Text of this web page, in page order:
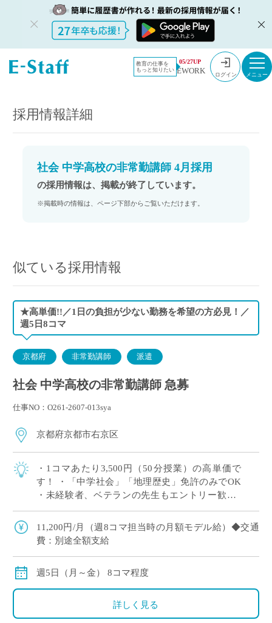
教育の仕事を
もっと知りたい
05/27UP
EWORK ログイン
教員採用情
報のイー・
採用情報
社会 中学高校の非常勤講師 4月採用
採用情報詳細
社会 中学高校の非常勤講師 4月採用
の採用情報は、掲載が終了しています。
※掲載時の情報は、ページ下部からご覧いただけます。
似ている採用情報
★高単価!!／1日の負担が少ない勤務を希望の方必見！／
週5日8コマ
京都府 非常勤講師 派遣
社会 中学高校の非常勤講師 急募
仕事NO：O261-2607-013sya
京都府京都市右京区
・1コマあたり3,500円（50分授業）の高単価で
す！ ・「中学社会」「地理歴史」免許のみでOK
・未経験者、ベテランの先生もエントリー歓迎♪
校舎で授業が可能！
11,200円/月（週8コマ担当時の月額モデル給）◆交通
費：別途全額支給
週5日（月～金） 8コマ程度
詳しく見る